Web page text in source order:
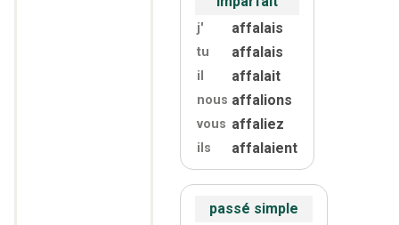
j' affalais
tu affalais
il affalait
nous affalions
vous affaliez
ils affalaient
passé simple